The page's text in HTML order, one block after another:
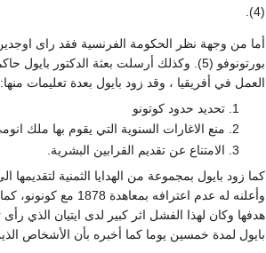
(4).
أما من وجهة نظر الحكومة الفرنسية فقد راى
بورتونوفو (5). وكذلك أرسلت بعثة الدكتور
العمل في أفريقيا ، وقد زود بايول بعدة تعليمات منها:
تحديد حدود كوتونو
منع الاغارات السنوية التي يقوم بها ملك
الامتناع عن تقديم القرابين البشرية.
كما زود بايول بمجموعة من الهدايا الثمنية
وأعلنه له عدم
بايول لمدة خمسين يوما كما أخبره بأن الأشخاص الذين وقعوا معاهدة 1878 تم اعدامهم لأن بلاده لا تسمح